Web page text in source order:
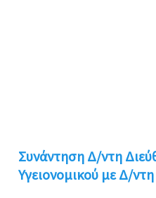
Συνάντηση Δ/ντη
Υγειονομικού με Δ/